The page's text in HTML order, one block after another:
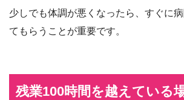
少しでも体調が悪くなったら、すぐに
てもらうことが重要です。
残業100時間を越えている